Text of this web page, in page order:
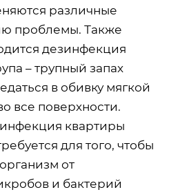
различные
проблемы. Также
дезинфекция
– трупный запах
в обивку мягкой
все поверхности.
квартиры
для того, чтобы
от
и бактерий